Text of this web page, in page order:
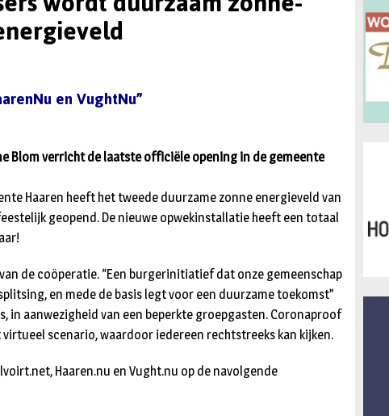
en VughtNu”
Blom verricht de laatste officiële opening in de gemeente
Haaren heeft het tweede duurzame zonne energieveld van
geopend. De nieuwe opwekinstallatie heeft een totaal
de coöperatie. “Een burgerinitiatief dat onze gemeenschap
en mede de basis legt voor een duurzame toekomst”
in aanwezigheid van een beperkte groepgasten. Coronaproof
scenario, waardoor iedereen rechtstreeks kan kijken.
Haaren.nu en Vught.nu op de navolgende